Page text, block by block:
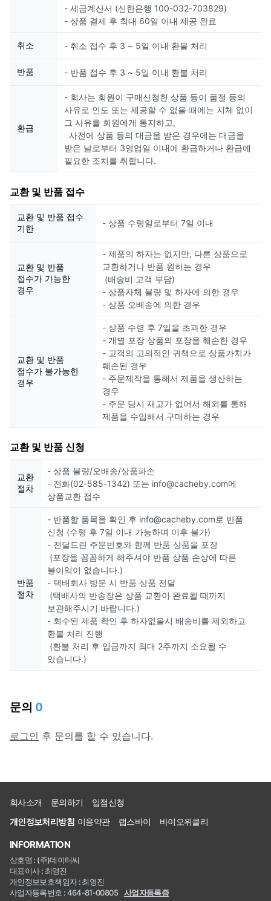
- 세금계산서 (신한은행 100-032-703829)
- 상품 결제 후 최대 60일 이내 제공 완료
취소 - 취소 접수 후 3 ~ 5일 이내 환불 처리
반품 - 반품 접수 후 3 ~ 5일 이내 환불 처리
환급
- 회사는 회원이 구매신청한 상품 등이 품절 등의
사유로 인도 또는 제공할 수 없을 때에는 지체 없이
그 사유를 회원에게 통지하고,
사전에 상품 등의 대금을 받은 경우에는 대금을
받은 날로부터 3영업일 이내에 환급하거나 환급에
필요한 조치를 취합니다.
교환 및 반품 접수
교환 및 반품 접수
기한
- 상품 수령일로부터 7일 이내
교환 및 반품
접수가 가능한
경우
- 제품의 하자는 없지만, 다른 상품으로
교환하거나 반품 원하는 경우
(배송비 고객 부담)
- 상품자체 불량 및 하자에 의한 경우
- 상품 오배송에 의한 경우
교환 및 반품
접수가 불가능한
경우
- 상품 수령 후 7일을 초과한 경우
- 개별 포장 상품의 포장을 훼손한 경우
- 고객의 고의적인 귀책으로 상품가치가
훼손된 경우
- 주문제작을 통해서 제품을 생산하는
경우
- 주문 당시 재고가 없어서 해외를 통해
제품을 수입해서 구매하는 경우
교환 및 반품 신청
교환
절차
- 상품 불량/오배송/상품파손
- 전화(02-585-1342) 또는 info@cacheby.com에
상품교환 접수
반품
절차
- 반품할 품목을 확인 후 info@cacheby.com로 반품
신청 (수령 후 7일 이내 가능하며 이후 불가)
- 전달드린 주문번호와 함께 반품 상품을 포장
(포장을 꼼꼼하게 해주셔야 반품 상품 손상에 따른
불이익이 없습니다.)
- 택배회사 방문 시 반품 상품 전달
(택배사의 반송장은 상품 교환이 완료될 때까지
보관해주시기 바랍니다.)
- 회수된 제품 확인 후 하자없을시 배송비를 제외하고
환불 처리 진행
(환불 처리 후 입금까지 최대 2주까지 소요될 수
있습니다.)
문의 0
로그인 후 문의를 할 수 있습니다.
회사소개 문의하기
입점신청
개인정보처리방침 이용약관 랩스바이 바이오위클리
INFORMATION
상호명 : (주)데이터씨
대표이사 : 최영진
개인정보보호책임자 : 최영진
사업자등록번호 : 464-81-00805
사업자등록증